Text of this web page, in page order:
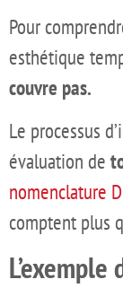
Pour
esthétique
couvre pas.
Le processus
évaluation de
nomenclature
comptent plus